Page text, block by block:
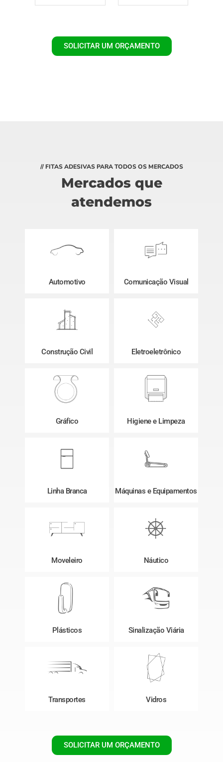
SOLICITAR UM ORÇAMENTO
// FITAS ADESIVAS PARA TODOS OS MERCADOS
Mercados que
atendemos
Automotivo Comunicação Visual
Construção Civil Eletroeletrônico
Gráfico Higiene e Limpeza
Linha Branca Máquinas e Equipamentos
Moveleiro Náutico
Plásticos Sinalização Viária
Transportes Vidros
SOLICITAR UM ORÇAMENTO